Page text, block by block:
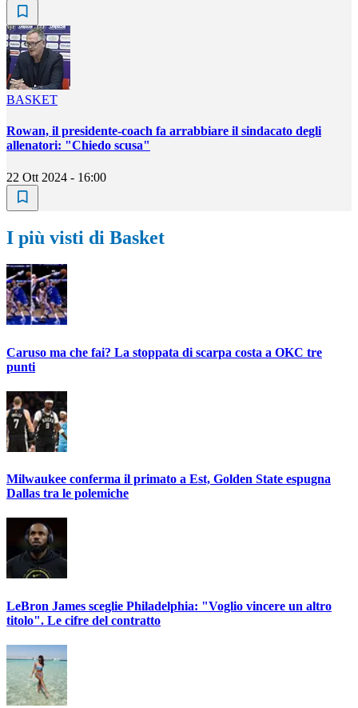
BASKET
Rowan, il presidente-coach fa arrabbiare il sindacato degli
allenatori: "Chiedo scusa"
22 Ott 2024 - 16:00
I più visti di Basket
Caruso ma che fai? La stoppata di scarpa costa a OKC tre
punti
Milwaukee conferma il primato a Est, Golden State espugna
Dallas tra le polemiche
LeBron James sceglie Philadelphia: "Voglio vincere un altro
titolo". Le cifre del contratto